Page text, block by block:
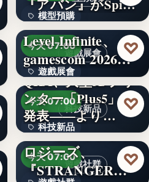
模型預購
65,780
『アバン』がSpi…
遊戲展會
今天 07:00
遊戲展會
文字
Level Infinite、
gamescom 2026…
♡
科技新品
今天 07:00
科技新品
18%
QIDI、大型3Dプリ
ンター「Plus5」を
発表——より…
♡
遊戲社群
今天 07:00
シンセカイテクノ
ロジーズ、
『STRANGER
♡